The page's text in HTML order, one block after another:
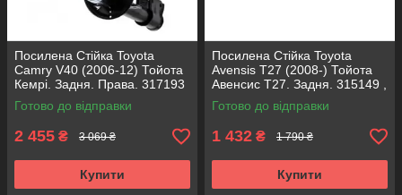
Посилена Стійка Toyota
Camry V40 (2006-12) Тойота
Кемрі. Задня. Права. 317193
, 339025 KOREA Аксусс!
Готово до відправки
2 455 ₴ 3 069 ₴
Купити
Посилена Стійка Toyota
Avensis T27 (2008-) Тойота
Авенсис Т27. Задня. 315149 ,
349248 KOREA Аксусс!
Готово до відправки
1 432 ₴ 1 790 ₴
Купити